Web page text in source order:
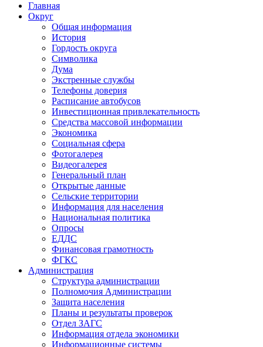
Главная
Округ
Общая информация
История
Гордость округа
Символика
Дума
Экстренные службы
Телефоны доверия
Расписание автобусов
Инвестиционная привлекательность
Средства массовой информации
Экономика
Социальная сфера
Фотогалерея
Видеогалерея
Генеральный план
Открытые данные
Сельские территории
Информация для населения
Национальная политика
Опросы
ЕДДС
Финансовая грамотность
ФГКС
Администрация
Структура администрации
Полномочия Администрации
Защита населения
Планы и результаты проверок
Отдел ЗАГС
Информация отдела экономики
Информационные системы